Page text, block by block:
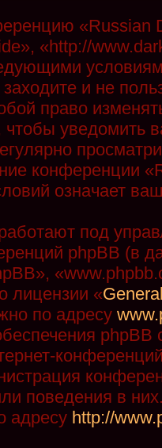
«http://
заходите и не
право
чтобы уведомить
конференции
означает
под
phpBB (в
лицензии «
по адресу
phpBB
поведения в
адресу http://